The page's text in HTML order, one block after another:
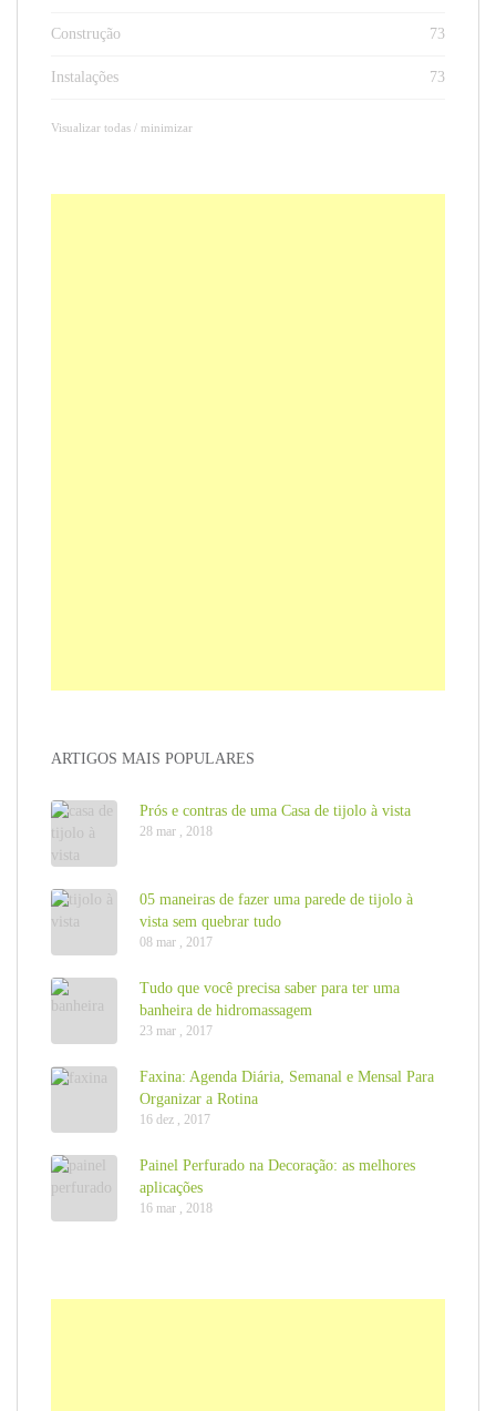
Construção 73
Instalações 73
Visualizar todas / minimizar
ARTIGOS MAIS POPULARES
Prós e contras de uma Casa de tijolo à vista
28 mar , 2018
05 maneiras de fazer uma parede de tijolo à
vista sem quebrar tudo
08 mar , 2017
Tudo que você precisa saber para ter uma
banheira de hidromassagem
23 mar , 2017
Faxina: Agenda Diária, Semanal e Mensal Para
Organizar a Rotina
16 dez , 2017
Painel Perfurado na Decoração: as melhores
aplicações
16 mar , 2018